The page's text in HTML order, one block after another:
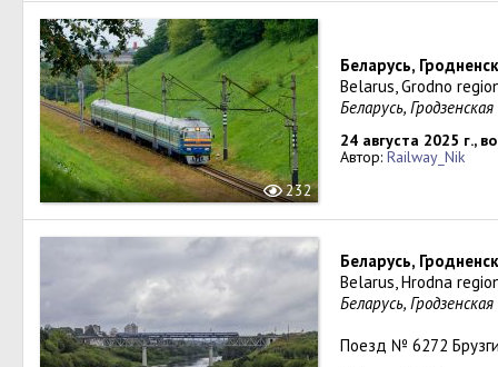
232
Беларусь,
Belarus, Grodno
Беларусь,
24 августа 2025 г.,
Автор: Railway_Nik
Беларусь,
Belarus, Hrodna
Беларусь,
Поезд № 6272